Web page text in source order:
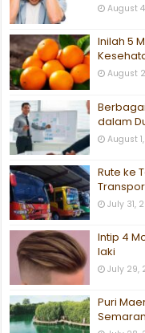
August
Inilah 5
August
dalam
August
Rute ke
July 31,
Intip 4
laki
July 29,
Puri